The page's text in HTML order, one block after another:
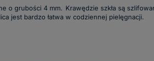
o grubości 4 mm. Krawędzie szkła są
jest bardzo łatwa w codziennej pielęgnacji.